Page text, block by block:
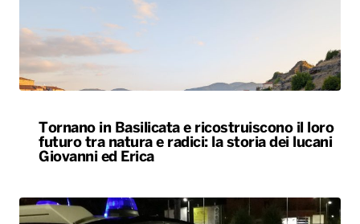
Tornano in Basilicata e ricostruiscono il loro
futuro tra natura e radici: la storia dei lucani
Giovanni ed Erica